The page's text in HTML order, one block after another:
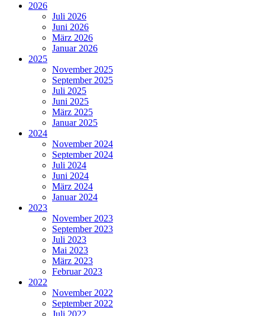
2026
Juli 2026
Juni 2026
März 2026
Januar 2026
2025
November 2025
September 2025
Juli 2025
Juni 2025
März 2025
Januar 2025
2024
November 2024
September 2024
Juli 2024
Juni 2024
März 2024
Januar 2024
2023
November 2023
September 2023
Juli 2023
Mai 2023
März 2023
Februar 2023
2022
November 2022
September 2022